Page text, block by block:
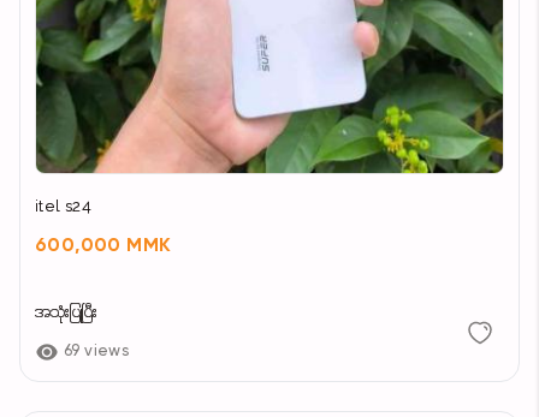
itel s24
600,000 MMK
အသုံးပြုပြီး
69 views